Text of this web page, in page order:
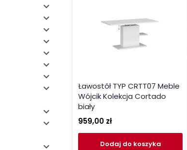











Ławostół TYP CRTT07 Meble
Wójcik Kolekcja Cortado
biały
959,00 zł
Dodaj do koszyka